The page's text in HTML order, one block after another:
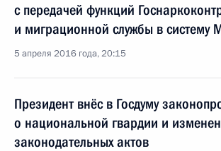
с передачей функций
и миграционной службы в систему
5 апреля 2016 года, 20:15
Президент внёс в Госдуму
о национальной гвардии и
законодательных актов